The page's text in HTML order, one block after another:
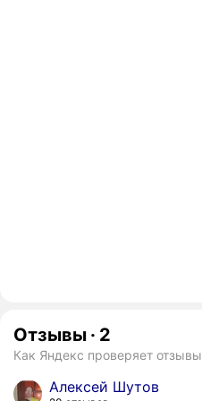
Отзывы · 2
Как Яндекс проверяет отзывы
Алексей Шутов